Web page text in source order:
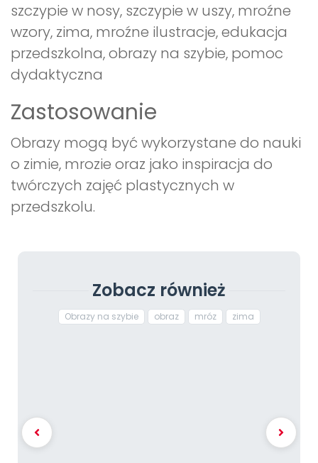
szczypie w nosy, szczypie w uszy, mroźne
wzory, zima, mroźne ilustracje, edukacja
przedszkolna, obrazy na szybie, pomoc
dydaktyczna
Zastosowanie
Obrazy mogą być wykorzystane do nauki
o zimie, mrozie oraz jako inspiracja do
twórczych zajęć plastycznych w
przedszkolu.
Zobacz również
Obrazy na szybie obraz mróz zima